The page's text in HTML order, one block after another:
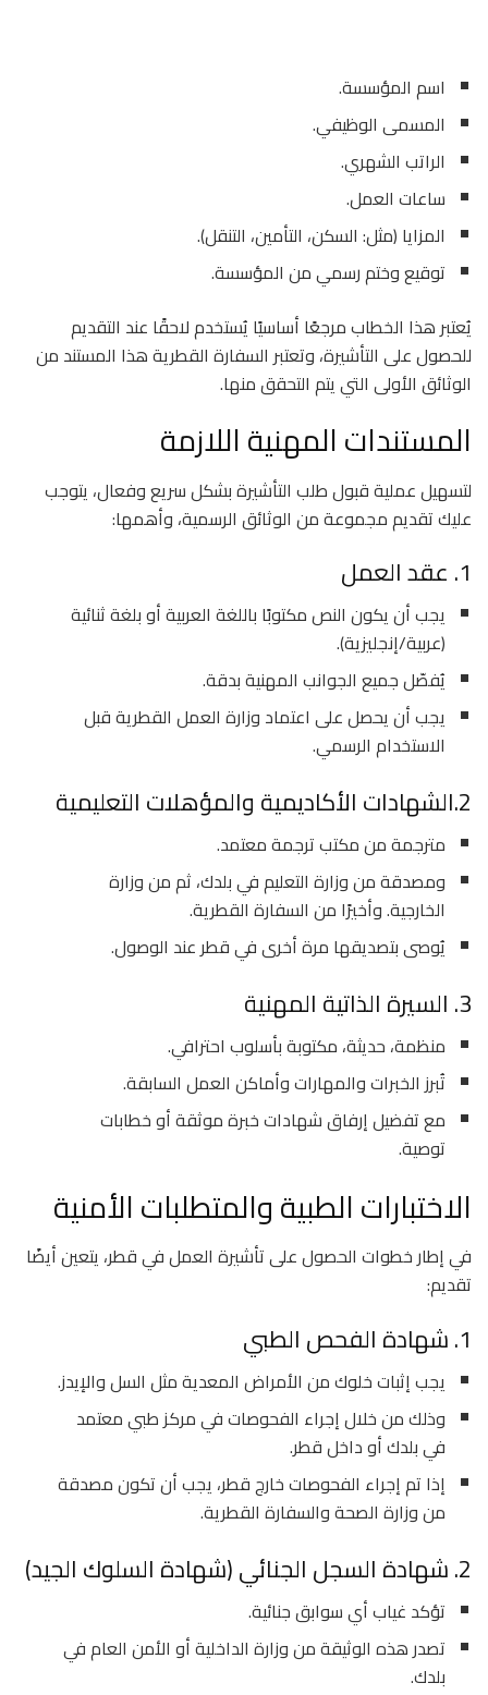
اسم المؤسسة.
المسمى الوظيفي.
الراتب الشهري.
ساعات العمل.
المزايا (مثل: السكن، التأمين، التنقل).
توقيع وختم رسمي من المؤسسة.
يُعتبر هذا الخطاب مرجعًا أساسيًا يُستخدم لاحقًا عند التقديم
للحصول على التأشيرة، وتعتبر السفارة القطرية هذا المستند من
الوثائق الأولى التي يتم التحقق منها.
المستندات المهنية اللازمة
لتسهيل عملية قبول طلب التأشيرة بشكل سريع وفعال، يتوجب
عليك تقديم مجموعة من الوثائق الرسمية، وأهمها:
1. عقد العمل
يجب أن يكون النص مكتوبًا باللغة العربية أو بلغة ثنائية
(عربية/إنجليزية).
يُفصّل جميع الجوانب المهنية بدقة.
يجب أن يحصل على اعتماد وزارة العمل القطرية قبل
الاستخدام الرسمي.
2.الشهادات الأكاديمية والمؤهلات التعليمية
مترجمة من مكتب ترجمة معتمد.
ومصدقة من وزارة التعليم في بلدك، ثم من وزارة
الخارجية. وأخيرًا من السفارة القطرية.
يُوصى بتصديقها مرة أخرى في قطر عند الوصول.
3. السيرة الذاتية المهنية
منظمة، حديثة، مكتوبة بأسلوب احترافي.
تُبرز الخبرات والمهارات وأماكن العمل السابقة.
مع تفضيل إرفاق شهادات خبرة موثقة أو خطابات
توصية.
الاختبارات الطبية والمتطلبات الأمنية
في إطار خطوات الحصول على تأشيرة العمل في قطر، يتعين أيضًا
تقديم:
1. شهادة الفحص الطبي
يجب إثبات خلوك من الأمراض المعدية مثل السل والإيدز.
وذلك من خلال إجراء الفحوصات في مركز طبي معتمد
في بلدك أو داخل قطر.
إذا تم إجراء الفحوصات خارج قطر، يجب أن تكون مصدقة
من وزارة الصحة والسفارة القطرية.
2. شهادة السجل الجنائي (شهادة السلوك الجيد)
تؤكد غياب أي سوابق جنائية.
تصدر هذه الوثيقة من وزارة الداخلية أو الأمن العام في
بلدك.